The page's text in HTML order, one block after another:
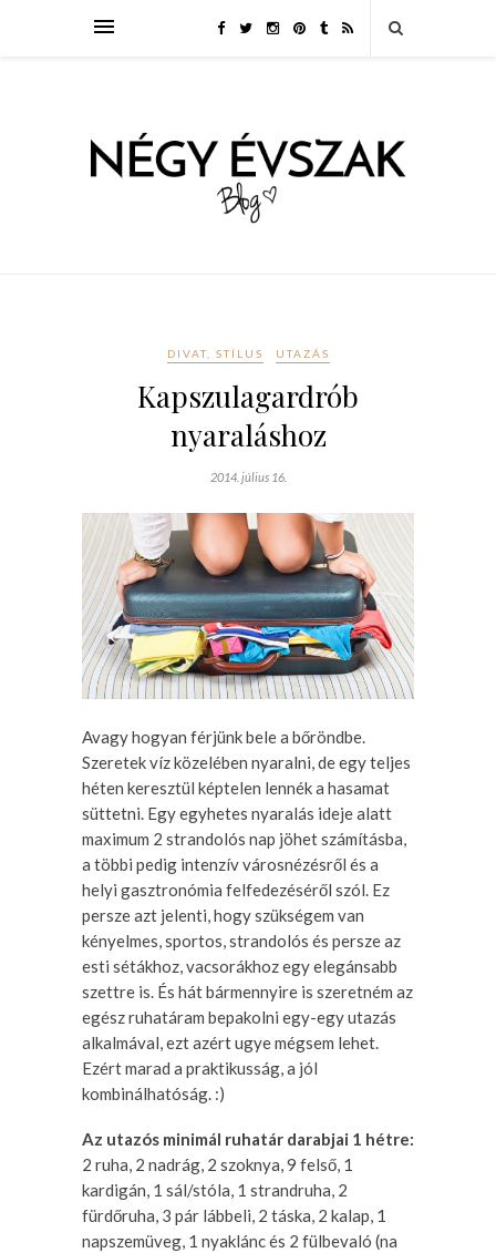
DIVAT, STÍLUS UTAZÁS
Kapszulagardrób
nyaraláshoz
2014. július 16.
Avagy hogyan férjünk bele a bőröndbe.
Szeretek víz közelében nyaralni, de egy teljes
héten keresztül képtelen lennék a hasamat
süttetni. Egy egyhetes nyaralás ideje alatt
maximum 2 strandolós nap jöhet számításba,
a többi pedig intenzív városnézésről és a
helyi gasztronómia felfedezéséről szól. Ez
persze azt jelenti, hogy szükségem van
kényelmes, sportos, strandolós és persze az
esti sétákhoz, vacsorákhoz egy elegánsabb
szettre is. És hát bármennyire is szeretném az
egész ruhatáram bepakolni egy-egy utazás
alkalmával, ezt azért ugye mégsem lehet.
Ezért marad a praktikusság, a jól
kombinálhatóság. :)
Az utazós minimál ruhatár darabjai 1 hétre:
2 ruha, 2 nadrág, 2 szoknya, 9 felső, 1
kardigán, 1 sál/stóla, 1 strandruha, 2
fürdőruha, 3 pár lábbeli, 2 táska, 2 kalap, 1
napszemüveg, 1 nyaklánc és 2 fülbevaló (na